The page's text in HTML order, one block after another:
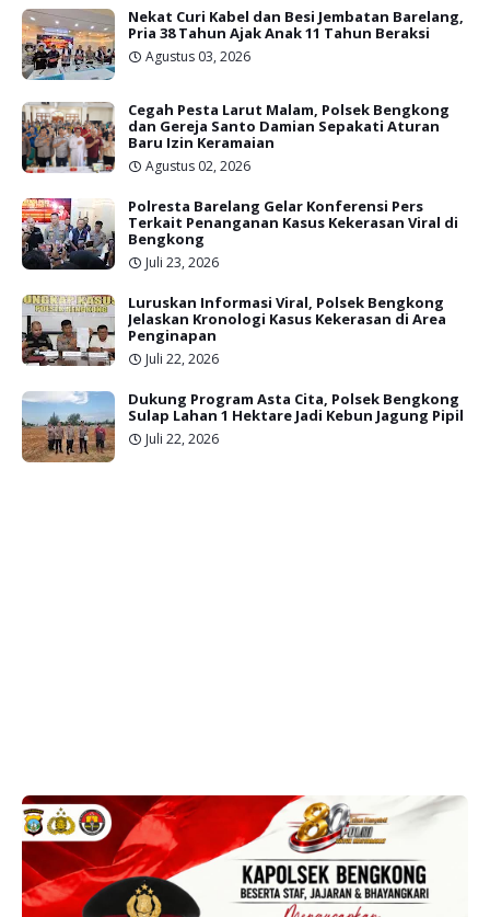
Nekat Curi Kabel dan Besi Jembatan Barelang,
Pria 38 Tahun Ajak Anak 11 Tahun Beraksi
Agustus 03, 2026
Cegah Pesta Larut Malam, Polsek Bengkong
dan Gereja Santo Damian Sepakati Aturan
Baru Izin Keramaian
Agustus 02, 2026
Polresta Barelang Gelar Konferensi Pers
Terkait Penanganan Kasus Kekerasan Viral di
Bengkong
Juli 23, 2026
Luruskan Informasi Viral, Polsek Bengkong
Jelaskan Kronologi Kasus Kekerasan di Area
Penginapan
Juli 22, 2026
Dukung Program Asta Cita, Polsek Bengkong
Sulap Lahan 1 Hektare Jadi Kebun Jagung Pipil
Juli 22, 2026